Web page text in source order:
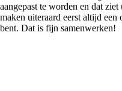
aangepast te worden en dat
maken uiteraard eerst altijd
bent. Dat is fijn samenwerken!